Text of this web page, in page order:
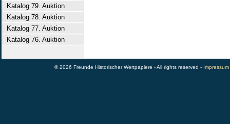
Katalog 79. Auktion
Katalog 78. Auktion
Katalog 77. Auktion
Katalog 76. Auktion
© 2026 Freunde Historischer Wertpapiere - All rights reserved - Impressum